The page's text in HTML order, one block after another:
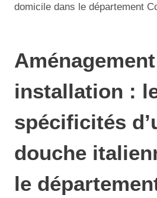
domicile dans le département
installation :
spécificités
douche
le